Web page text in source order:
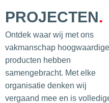
PROJECTEN.
Ontdek waar wij met ons
vakmanschap hoogwaardige
producten hebben
samengebracht. Met elke
organisatie denken wij
vergaand mee en is